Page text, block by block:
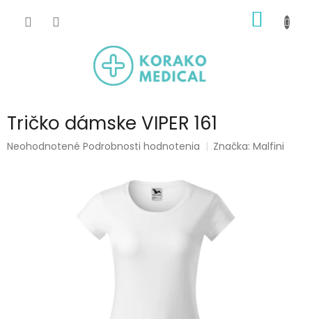
KOŠÍK
Tričko dámske VIPER 161
Priemerné
Neohodnotené Podrobnosti hodnotenia Značka:Malfini